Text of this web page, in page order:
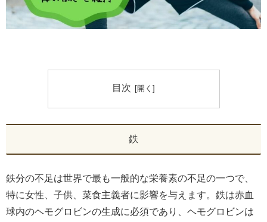
目次
鉄
鉄分の不足は世界で最も一般的な栄養素の不足の一つで、
特に女性、子供、菜食主義者に影響を与えます。鉄は赤血
球内のヘモグロビンの生成に必須であり、ヘモグロビンは